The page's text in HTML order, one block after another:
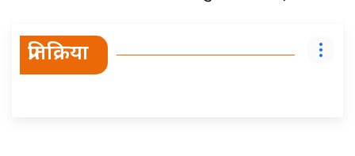
प्रतिक्रिया